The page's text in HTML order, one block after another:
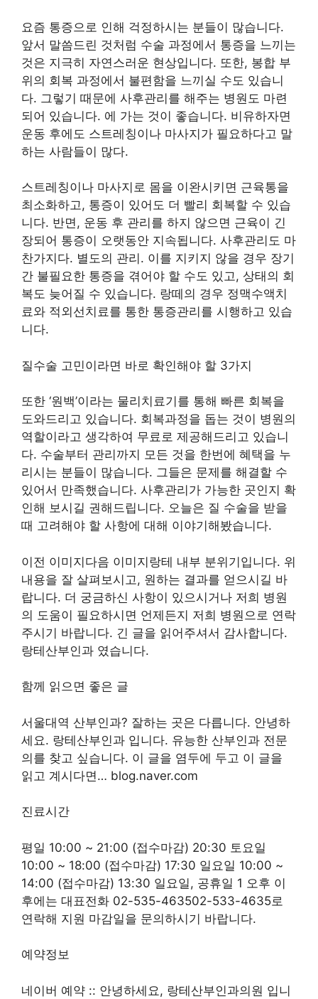
요즘 통증으로 인해 걱정하시는 분들이 많습니다.
앞서 말씀드린 것처럼 수술 과정에서 통증을 느끼는
것은 지극히 자연스러운 현상입니다. 또한, 봉합 부
위의 회복 과정에서 불편함을 느끼실 수도 있습니
다. 그렇기 때문에 사후관리를 해주는 병원도 마련
되어 있습니다. 에 가는 것이 좋습니다. 비유하자면
운동 후에도 스트레칭이나 마사지가 필요하다고 말
하는 사람들이 많다.
스트레칭이나 마사지로 몸을 이완시키면 근육통을
최소화하고, 통증이 있어도 더 빨리 회복할 수 있습
니다. 반면, 운동 후 관리를 하지 않으면 근육이 긴
장되어 통증이 오랫동안 지속됩니다. 사후관리도 마
찬가지다. 별도의 관리. 이를 지키지 않을 경우 장기
간 불필요한 통증을 겪어야 할 수도 있고, 상태의 회
복도 늦어질 수 있습니다. 랑떼의 경우 정맥수액치
료와 적외선치료를 통한 통증관리를 시행하고 있습
니다.
질수술 고민이라면 바로 확인해야 할 3가지
또한 ‘원백’이라는 물리치료기를 통해 빠른 회복을
도와드리고 있습니다. 회복과정을 돕는 것이 병원의
역할이라고 생각하여 무료로 제공해드리고 있습니
다. 수술부터 관리까지 모든 것을 한번에 혜택을 누
리시는 분들이 많습니다. 그들은 문제를 해결할 수
있어서 만족했습니다. 사후관리가 가능한 곳인지 확
인해 보시길 권해드립니다. 오늘은 질 수술을 받을
때 고려해야 할 사항에 대해 이야기해봤습니다.
이전 이미지다음 이미지랑테 내부 분위기입니다. 위
내용을 잘 살펴보시고, 원하는 결과를 얻으시길 바
랍니다. 더 궁금하신 사항이 있으시거나 저희 병원
의 도움이 필요하시면 언제든지 저희 병원으로 연락
주시기 바랍니다. 긴 글을 읽어주셔서 감사합니다.
랑테산부인과 였습니다.
함께 읽으면 좋은 글
서울대역 산부인과? 잘하는 곳은 다릅니다. 안녕하
세요. 랑테산부인과 입니다. 유능한 산부인과 전문
의를 찾고 싶습니다. 이 글을 염두에 두고 이 글을
읽고 계시다면… blog.naver.com
진료시간
평일 10:00 ~ 21:00 (접수마감) 20:30 토요일
10:00 ~ 18:00 (접수마감) 17:30 일요일 10:00 ~
14:00 (접수마감) 13:30 일요일, 공휴일 1 오후 이
후에는 대표전화 02-535-463502-533-4635로
연락해 지원 마감일을 문의하시기 바랍니다.
예약정보
네이버 예약 :: 안녕하세요, 랑테산부인과의원 입니